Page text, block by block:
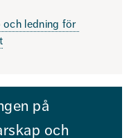
och ledning för
på
och